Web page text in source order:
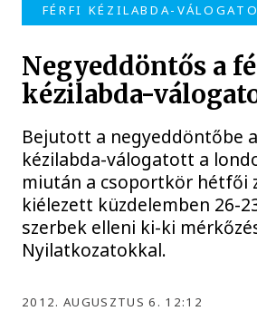
FÉRFI KÉZILABDA-
Negyeddöntős a
kézilabda-
Bejutott a negyeddöntőbe
kézilabda-válogatott a
miután a csoportkör hétfői
kiélezett küzdelemben 26-
szerbek elleni ki-ki
Nyilatkozatokkal.
2012. AUGUSZTUS 6. 12:12